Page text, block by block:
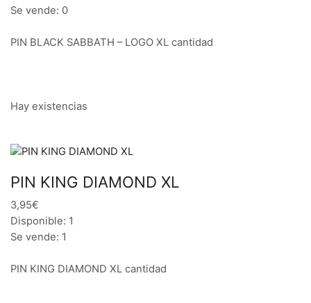
Se vende: 0
PIN BLACK SABBATH – LOGO XL cantidad
Hay existencias
PIN KING DIAMOND XL
3,95€
Disponible: 1
Se vende: 1
PIN KING DIAMOND XL cantidad